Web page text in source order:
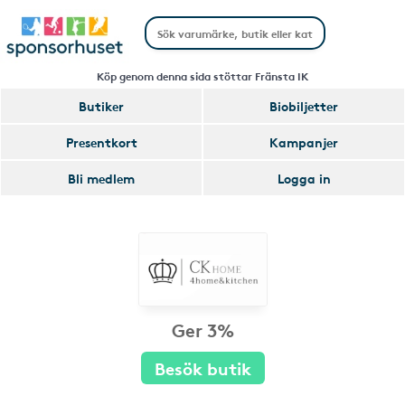
Köp genom denna sida stöttar Fränsta IK
Butiker
Biobiljetter
Presentkort
Kampanjer
Bli medlem
Logga in
Ger 3%
Besök butik